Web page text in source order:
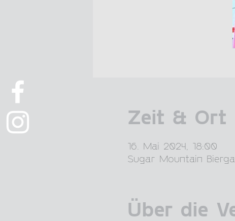
Zeit & Ort
16. Mai 2024, 18:00
Sugar Mountain
Über die